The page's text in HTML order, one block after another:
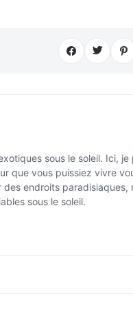
sous le soleil. Ici, je
que vous puissiez vivre
endroits paradisiaques,
sous le soleil.